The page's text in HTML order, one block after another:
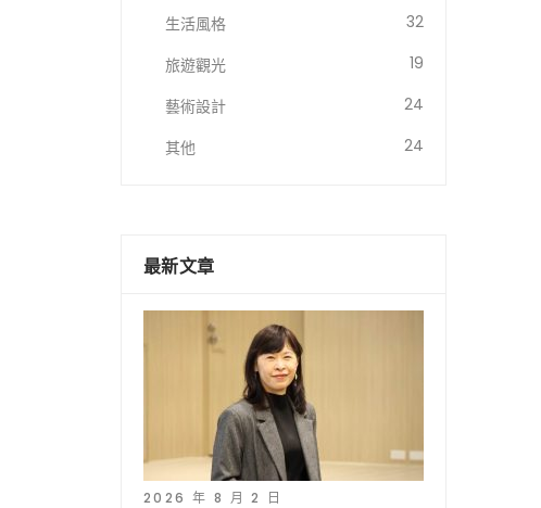
生活風格
32
旅遊觀光
19
藝術設計
24
其他
24
最新文章
2026 年 8 月 2 日